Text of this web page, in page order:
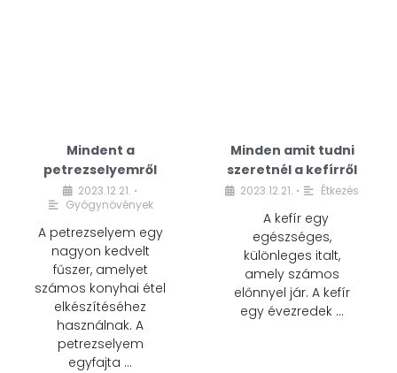
Mindent a
petrezselyemről
2023.12.21. •
Gyógynövények
A petrezselyem egy
nagyon kedvelt
fűszer, amelyet
számos konyhai étel
elkészítéséhez
használnak. A
petrezselyem
egyfajta …
Minden amit tudni
szeretnél a kefírről
2023.12.21. • Étkezés
A kefír egy
egészséges,
különleges italt,
amely számos
előnnyel jár. A kefír
egy évezredek …